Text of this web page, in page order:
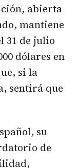
abierta
mantiene
31 de julio
dólares en
si la
sentirá que
su
de